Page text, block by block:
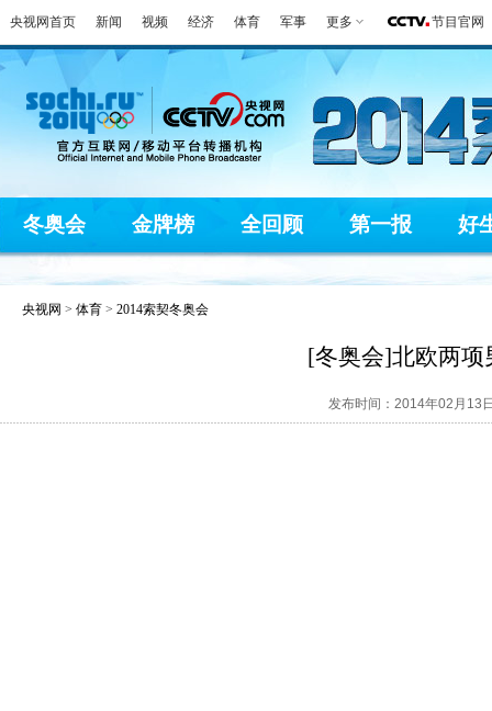
央视网首页 新闻 视频 经济 体育 军事 更多 节目官网
冬奥会 金牌榜 全回顾 第一报 好
央视网 > 体育 > 2014索契冬奥会
[冬奥会]北欧两项
发布时间：2014年02月13